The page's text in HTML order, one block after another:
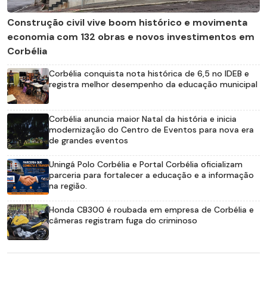
Construção civil vive boom histórico e movimenta
economia com 132 obras e novos investimentos em
Corbélia
Corbélia conquista nota histórica de 6,5 no IDEB e
registra melhor desempenho da educação municipal
Corbélia anuncia maior Natal da história e inicia
modernização do Centro de Eventos para nova era
de grandes eventos
Uningá Polo Corbélia e Portal Corbélia oficializam
parceria para fortalecer a educação e a informação
na região.
Honda CB300 é roubada em empresa de Corbélia e
câmeras registram fuga do criminoso